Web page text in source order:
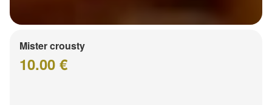
Mister crousty
10.00 €